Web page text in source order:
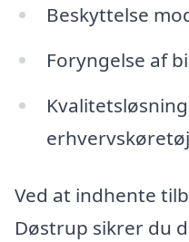
Beskyttelse
Foryngelse af
Ved at indhente
Døstrup sikrer du